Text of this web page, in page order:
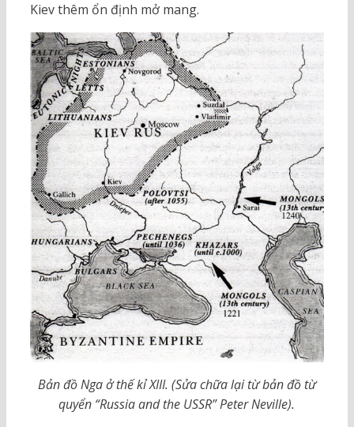
Kiev thêm ổn định mở mang.
Bản đồ Nga ở thế kỉ XIII. (Sửa chữa lại từ bản đồ từ
quyển “Russia and the USSR” Peter Neville).